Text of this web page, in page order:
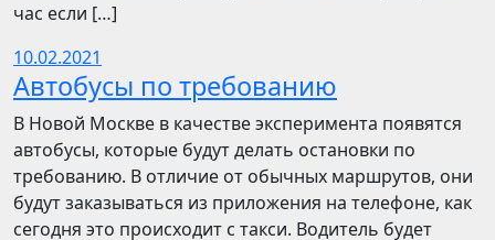
час если […]
10.02.2021
Автобусы по требованию
В Новой Москве в качестве эксперимента появятся
автобусы, которые будут делать остановки по
требованию. В отличие от обычных маршрутов, они
будут заказываться из приложения на телефоне, как
сегодня это происходит с такси. Водитель будет